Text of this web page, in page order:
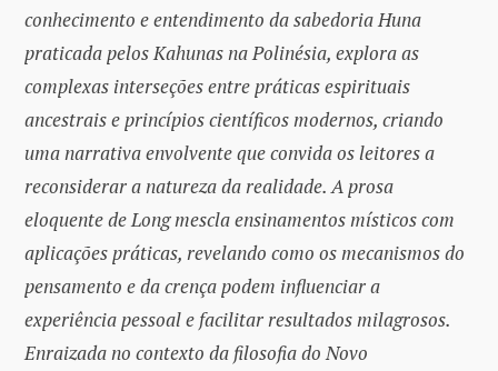
conhecimento e entendimento da sabedoria Huna
praticada pelos Kahunas na Polinésia, explora as
complexas interseções entre práticas espirituais
ancestrais e princípios científicos modernos, criando
uma narrativa envolvente que convida os leitores a
reconsiderar a natureza da realidade. A prosa
eloquente de Long mescla ensinamentos místicos com
aplicações práticas, revelando como os mecanismos do
pensamento e da crença podem influenciar a
experiência pessoal e facilitar resultados milagrosos.
Enraizada no contexto da filosofia do Novo